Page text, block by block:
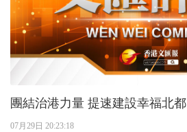
團結治港力量 提速建設幸福北都
07月29日 20:23:18